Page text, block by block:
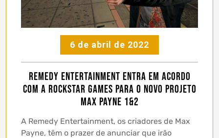
6 de abril de 2022
Remedy Entertainment entra em acordo
com a Rockstar Games para o novo projeto
Max Payne 1&2
A Remedy Entertainment, os criadores de Max
Payne, têm o prazer de anunciar que irão